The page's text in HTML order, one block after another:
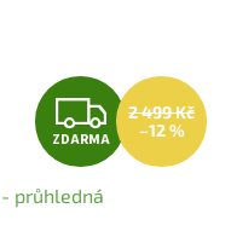
Z
D
ZDARMA
2 499 Kč
–12 %
průhledná